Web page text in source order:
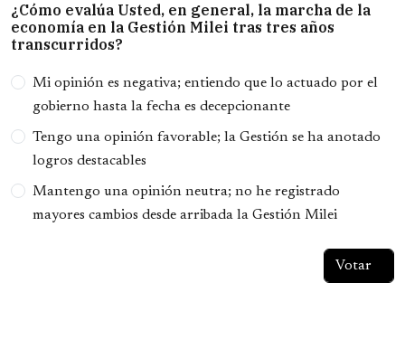
¿Cómo evalúa Usted, en general, la marcha de la
economía en la Gestión Milei tras tres años
transcurridos?
Opciones
Mi opinión es negativa; entiendo que lo actuado por el
gobierno hasta la fecha es decepcionante
Tengo una opinión favorable; la Gestión se ha anotado
logros destacables
Mantengo una opinión neutra; no he registrado
mayores cambios desde arribada la Gestión Milei